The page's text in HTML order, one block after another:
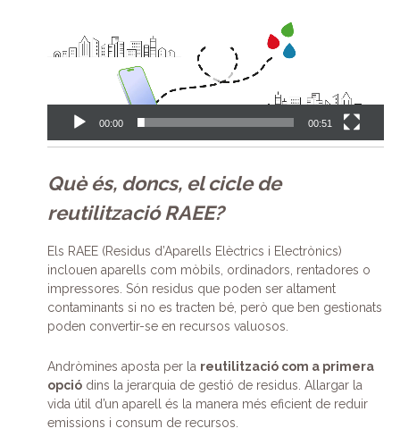
00:00 00:51
Què és, doncs, el cicle de
reutilització RAEE?
Els RAEE (Residus d’Aparells Elèctrics i Electrònics)
inclouen aparells com mòbils, ordinadors, rentadores o
impressores. Són residus que poden ser altament
contaminants si no es tracten bé, però que ben gestionats
poden convertir-se en recursos valuosos.
Andròmines aposta per la reutilització com a primera
opciódins la jerarquia de gestió de residus. Allargar la
vida útil d’un aparell és la manera més eficient de reduir
emissions i consum de recursos.